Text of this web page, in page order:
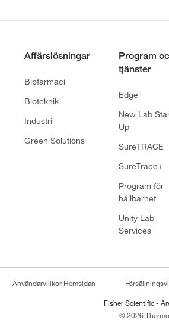
Affärslösningar
Biofarmaci
Bioteknik
Industri
Green Solutions
Program
tjänster
Edge
New Lab
Up
SureTRACE
SureTrace+
Program för
hållbarhet
Unity Lab
Services
Användarvillkor Hemsidan
Fisher Scientific -
© 2026